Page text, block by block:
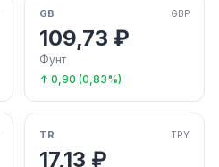
GB GBP
109,73 ₽
Фунт
↑ 0,90 (0,83%)
TR TRY
17,13 ₽